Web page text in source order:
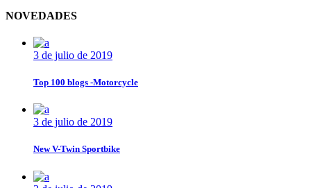
NOVEDADES
3 de julio de 2019
Top 100 blogs -Motorcycle
3 de julio de 2019
New V-Twin Sportbike